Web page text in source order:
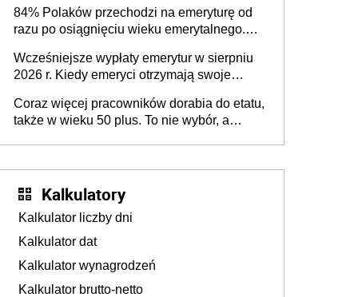
84% Polaków przechodzi na emeryturę od
razu po osiągnięciu wieku emerytalnego.
dłużej, ale czy jest w stanie? Pracownicy
45+ to siła napędowa gospodarki
Wcześniejsze wypłaty emerytur w sierpniu
2026 r. Kiedy emeryci otrzymają swoje
Coraz więcej pracowników dorabia do etatu,
także w wieku 50 plus. To nie wybór, a
Kalkulatory
Kalkulator liczby dni
Kalkulator dat
Kalkulator wynagrodzeń
Kalkulator brutto-netto